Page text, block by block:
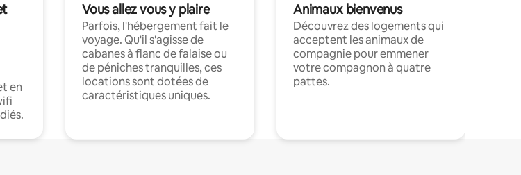
en
Vous allez vous y plaire
Parfois, l'hébergement fait le
voyage. Qu'il s'agisse de
cabanes à flanc de falaise ou
de péniches tranquilles, ces
locations sont dotées de
caractéristiques uniques.
Animaux bienvenus
Découvrez des logements qui
acceptent les animaux de
compagnie pour emmener
votre compagnon à quatre
pattes.